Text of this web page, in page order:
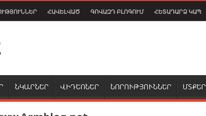
ՀԱՎԵԼՎԱԾ ԳՈՎԱԶԴ ԲԼՈԳՈՒՄ ՀԵՏԱԴԱՐՁ ԿԱՊ
ՆԿԱՐՆԵՐ ՎԻԴԵՈՆԵՐ ՆՈՐՈՒԹՅՈՒՆՆԵՐ ՄՏՔԵՐ